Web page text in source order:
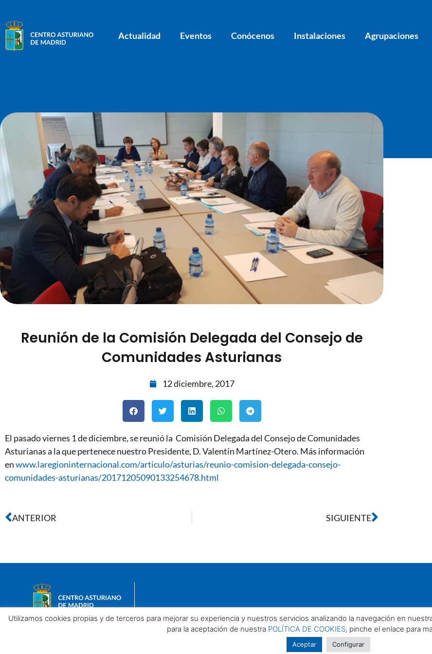
Actualidad Eventos Conócenos Instalaciones Agrupaciones
Reunión de la Comisión Delegada del Consejo de
Comunidades Asturianas
12 diciembre, 2017
El pasado viernes 1 de diciembre, se reunió la Comisión Delegada del Consejo de Comunidades
Asturianas a la que pertenece nuestro Presidente, D. Valentín Martínez-Otero. Más información
enwww.laregioninternacional.com/articulo/asturias/reunio-comision-delegada-consejo-
comunidades-asturianas/20171205090133254678.html
ANTERIOR SIGUIENTE
Utilizamos cookies propias y de terceros para mejorar su experiencia y nuestros servicios analizando la navegación en
para la aceptación de nuestra POLÍTICA DE COOKIES, pinche el enlace para
Aceptar Configurar